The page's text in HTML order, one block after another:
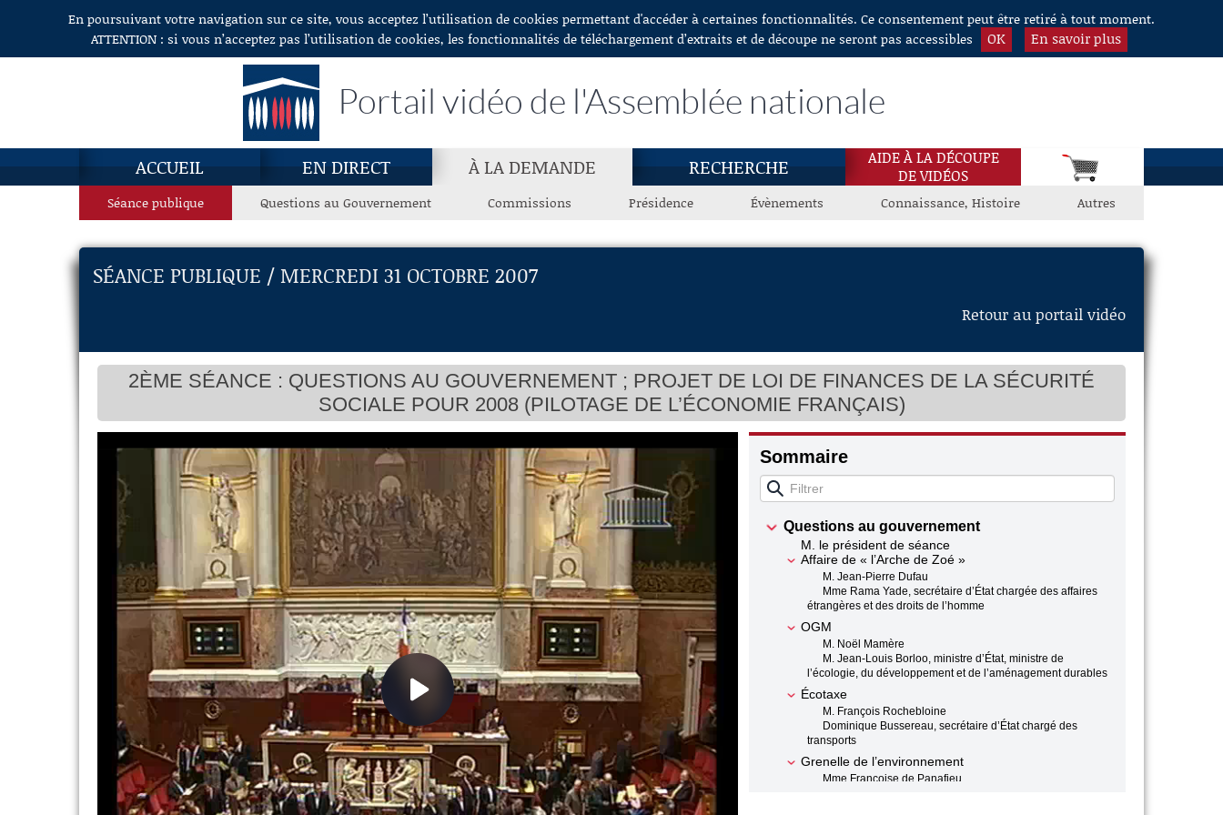
Aller au contenuEn poursuivant votre navigation sur ce site, vous acceptez l’utilisation de cookies permettant d'accéder à certaines fonctionnalités. Ce consentement peut être retiré à tout moment.
ATTENTION : si vous n’acceptez pas l’utilisation de cookies, les fonctionnalités de téléchargement d’extraits et de découpe ne seront pas accessibles
OK En savoir plus
Portail vidéo de l'Assemblée nationale
ACCUEIL EN DIRECT À LA DEMANDE RECHERCHE
AIDE À LA DÉCOUPE
DE VIDÉOS
Séance publique Questions au Gouvernement Commissions Présidence Évènements Connaissance, Histoire Autres
SÉANCE PUBLIQUE / MERCREDI 31 OCTOBRE 2007
Retour au portail vidéo
2ÈME SÉANCE : QUESTIONS AU GOUVERNEMENT ; PROJET DE LOI DE FINANCES DE LA SÉCURITÉ
SOCIALE POUR 2008 (PILOTAGE DE L’ÉCONOMIE FRANÇAIS)
Sommaire
Questions au gouvernement
M. le président de séance
Affaire de « l’Arche de Zoé »
M. Jean-Pierre Dufau
Mme Rama Yade, secrétaire d’État chargée des affaires
étrangères et des droits de l’homme
OGM
M. Noël Mamère
M. Jean-Louis Borloo, ministre d’État, ministre de
l’écologie, du développement et de l’aménagement durables
Écotaxe
M. François Rochebloine
Dominique Bussereau, secrétaire d’État chargé des
transports
Grenelle de l’environnement
Mme Françoise de Panafieu